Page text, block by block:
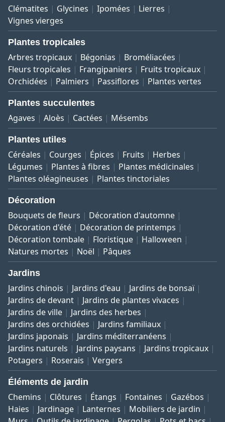
Clématites Glycines Ipomées
Lierres
Vignes vierges
Plantes tropicales
Arbres tropicaux Bégonias
Broméliacées
Fleurs tropicales
Frangipaniers
Fruits tropicaux
Orchidées
Palmiers Passiflores Plantes vertes
Plantes succulentes
Agaves Aloès Cactées Mésembs
Plantes utiles
Céréales Courges Épices Fruits
Herbes
Légumes
Plantes à fibres
Plantes médicinales
Plantes oléagineuses
Plantes tinctoriales
Décoration
Bouquets de fleurs
Décoration d'automne
Décoration d'été
Décoration de printemps
Décoration tombale
Floristique
Halloween
Natures mortes
Noël Pâques
Jardins
Jardins chinois Jardins d'eau
Jardins de bonsaï
Jardins de devant
Jardins de plantes vivaces
Jardins de ville
Jardins des herbes
Jardins des orchidées
Jardins familiaux
Jardins japonais
Jardins méditerranéens
Jardins naturels
Jardins paysans
Jardins tropicaux
Potagers
Roserais Vergers
Éléments de jardin
Chemins Clôtures Étangs Fontaines
Gazébos
Haies
Jardinage Lanternes
Mobiliers de jardin